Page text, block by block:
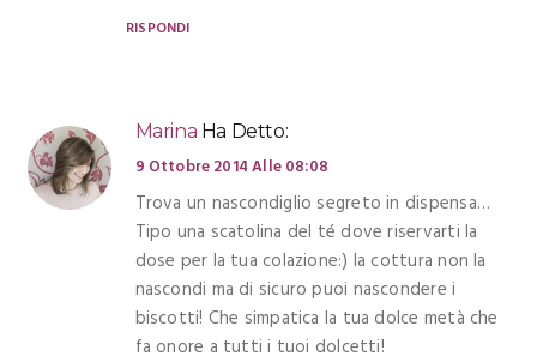
RISPONDI
Marina Ha Detto:
9 Ottobre 2014 Alle 08:08
Trova un nascondiglio segreto in dispensa…
Tipo una scatolina del té dove riservarti la
dose per la tua colazione:) la cottura non la
nascondi ma di sicuro puoi nascondere i
biscotti! Che simpatica la tua dolce metà che
fa onore a tutti i tuoi dolcetti!